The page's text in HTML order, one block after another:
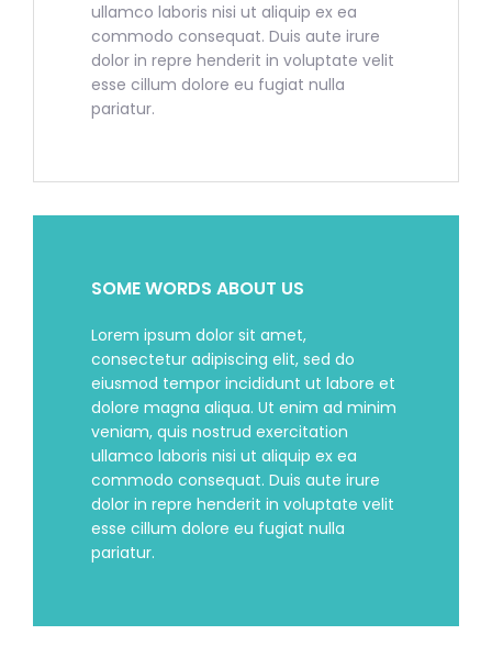
ullamco laboris nisi ut aliquip ex ea
commodo consequat. Duis aute irure
dolor in repre henderit in voluptate velit
esse cillum dolore eu fugiat nulla
pariatur.
SOME WORDS ABOUT US
Lorem ipsum dolor sit amet,
consectetur adipiscing elit, sed do
eiusmod tempor incididunt ut labore et
dolore magna aliqua. Ut enim ad minim
veniam, quis nostrud exercitation
ullamco laboris nisi ut aliquip ex ea
commodo consequat. Duis aute irure
dolor in repre henderit in voluptate velit
esse cillum dolore eu fugiat nulla
pariatur.